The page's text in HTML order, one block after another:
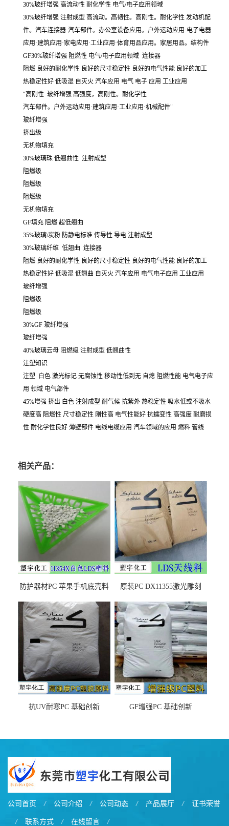
30%玻纤增强 高流动性 耐化学性 电气/电子应用领域
30%玻纤增强 注射成型 高流动。高韧性。高刚性。耐化学性 发动机配
件。汽车连接器·汽车部件。办公室设备应用。户外运动应用·电子电器
应用·建筑应用·家电应用·工业应用·体育用品应用。家居用品。结构件
GF30%玻纤增强 阻燃性 电气/电子应用领域 连接器
阻燃 良好的耐化学性 良好的尺寸稳定性 良好的电气性能 良好的加工
热稳定性好 低吸湿 自灭火 汽车应用 电气 电子 应用 工业应用
"高刚性 玻纤增强 高强度，高刚性。耐化学性
汽车部件。户外运动应用·建筑应用·工业应用·机械配件"
玻纤增强
挤出级
无机物填充
30%玻璃珠 低翘曲性 注射成型
阻燃级
阻燃级
阻燃级
无机物填充
GF填充 阻燃 超低翘曲
35%玻璃\炭粉 防静电标准 传导性 导电 注射成型
30%玻璃纤维 低翘曲 连接器
阻燃 良好的耐化学性 良好的尺寸稳定性 良好的电气性能 良好的加工
热稳定性好 低吸湿 低翘曲 自灭火 汽车应用 电气电子应用 工业应用
玻纤增强
阻燃级
阻燃级
30%GF 玻纤增强
玻纤增强
40%玻璃云母 阻燃级 注射成型 低翘曲性
注塑知识
注塑 白色 激光标记 无腐蚀性 移动性低到无 自熄 阻燃性能 电气电子应
用 领域 电气部件
45%增强 挤出 白色 注射成型 耐气候 抗紫外 热稳定性 吸水低或不吸水
硬度高 阻燃性 尺寸稳定性 刚性高 电气性能好 抗蠕变性 高强度 耐磨损
性 耐化学性良好 薄壁部件 电线电缆应用 汽车领域的应用 燃料 管线
相关产品：
防护器材PC 苹果手机底壳料
之忧
原装PC DX11355激光雕刻
抗UV耐寒PC 基础创新
GF增强PC 基础创新
公司首页 / 公司介绍 / 公司动态 / 产品展厅 / 证书荣誉
/ 联系方式 / 在线留言 /